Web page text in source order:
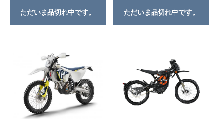
ただいま品切れ中です。 ただいま品切れ中です。